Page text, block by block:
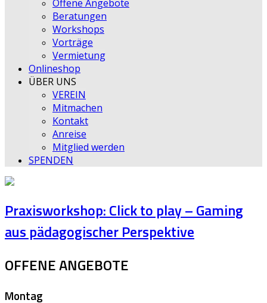
Offene Angebote
Beratungen
Workshops
Vorträge
Vermietung
Onlineshop
ÜBER UNS
VEREIN
Mitmachen
Kontakt
Anreise
Mitglied werden
SPENDEN
Praxisworkshop: Click to play – Gaming
aus pädagogischer Perspektive
OFFENE ANGEBOTE
Montag